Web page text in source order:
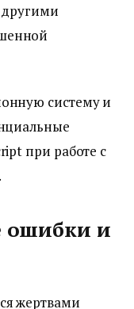
систему и
при работе с
ошибки и
жертвами